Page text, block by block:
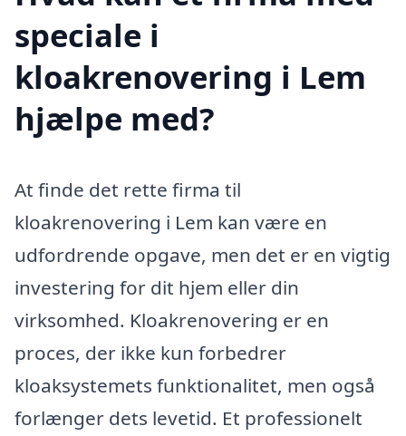
speciale i
kloakrenovering i Lem
hjælpe med?
At finde det rette firma til
kloakrenovering i Lem kan være en
udfordrende opgave, men det er en vigtig
investering for dit hjem eller din
virksomhed. Kloakrenovering er en
proces, der ikke kun forbedrer
kloaksystemets funktionalitet, men også
forlænger dets levetid. Et professionelt